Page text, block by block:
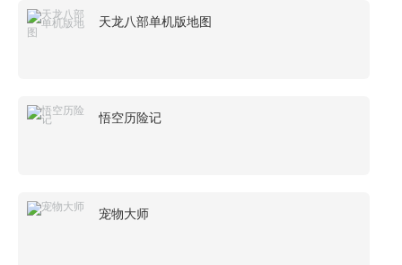
天龙八部单机版地图
悟空历险记
宠物大师